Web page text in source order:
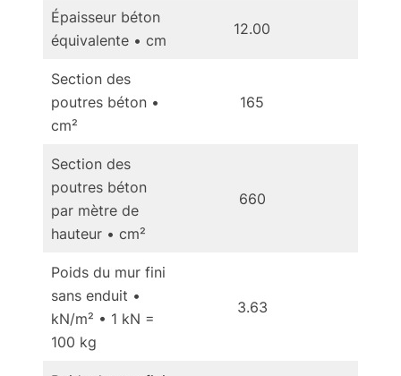
Épaisseur béton
équivalente • cm
12.00
Section des
poutres béton •
cm²
165
Section des
poutres béton
par mètre de
hauteur • cm²
660
Poids du mur fini
sans enduit •
kN/m² • 1 kN =
100 kg
3.63